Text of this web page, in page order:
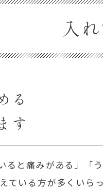
入
る
す
ると痛みがある」「う
ている方が多くいら